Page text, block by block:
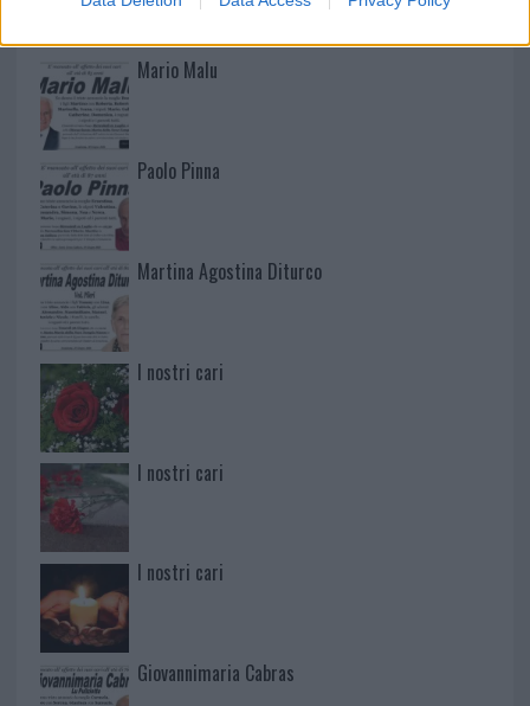
Mario Malu
Paolo Pinna
Martina Agostina Diturco
I nostri cari
I nostri cari
I nostri cari
Giovannimaria Cabras